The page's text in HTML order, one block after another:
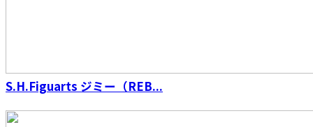
S.H.Figuarts ジミー（REB...